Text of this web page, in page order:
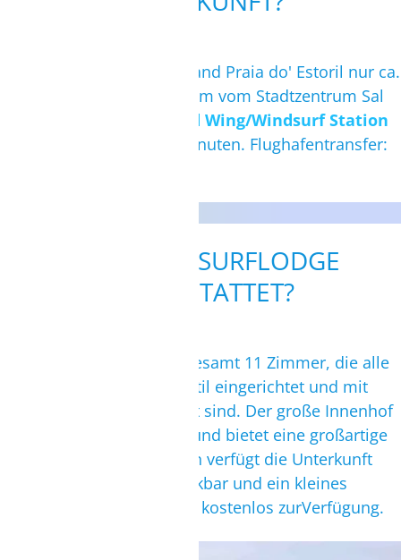
TELEFON/VIDEOCALL MÖGLICH.
Die Surflodge liegt am Strand Praia do' Estoril nur ca.
50 m vom Strand und 500 m vom Stadtzentrum Sal
Kite- und Wing/Windsurf Station
sind es nur wenige Gehminuten. Flughafentransfer:
WIE IST DIE SURFLODGE
AUSGESTATTET?
Die Unterkunft bietet insgesamt 11 Zimmer, die alle
gemütlich im ländlichen Stil eingerichtet und mit
Klimaanlagen ausgestattet sind. Der große Innenhof
lädt zum Entspannen ein und bietet eine großartige
Atmosphäre. Des Weiteren verfügt die Unterkunft
über eine Rezeption, Snackbar und ein kleines
Fitnessstudio. WLAN steht kostenlos zurVerfügung.